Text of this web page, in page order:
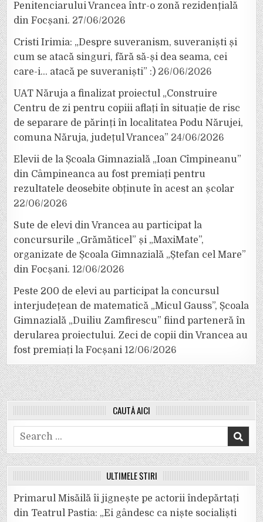
Penitenciarului Vrancea într-o zonă rezidențială
din Focșani. 27/06/2026
Cristi Irimia: „Despre suveranism, suveraniști și
cum se atacă singuri, fără să-și dea seama, cei
care-i… atacă pe suveraniști” :) 26/06/2026
UAT Năruja a finalizat proiectul „Construire
Centru de zi pentru copiii aflați în situație de risc
de separare de părinți în localitatea Podu Nărujei,
comuna Năruja, județul Vrancea” 24/06/2026
Elevii de la Școala Gimnazială „Ioan Cîmpineanu”
din Câmpineanca au fost premiați pentru
rezultatele deosebite obținute în acest an școlar
22/06/2026
Sute de elevi din Vrancea au participat la
concursurile „Grămăticel” și „MaxiMate”,
organizate de Școala Gimnazială „Ștefan cel Mare”
din Focșani. 12/06/2026
Peste 200 de elevi au participat la concursul
interjudețean de matematică „Micul Gauss”, Școala
Gimnazială „Duiliu Zamfirescu” fiind parteneră în
derularea proiectului. Zeci de copii din Vrancea au
fost premiați la Focșani 12/06/2026
CAUTĂ AICI
Search
for:
ULTIMELE ȘTIRI
Primarul Misăilă îi jignește pe actorii îndepărtați
din Teatrul Pastia: „Ei gândesc ca niște socialiști